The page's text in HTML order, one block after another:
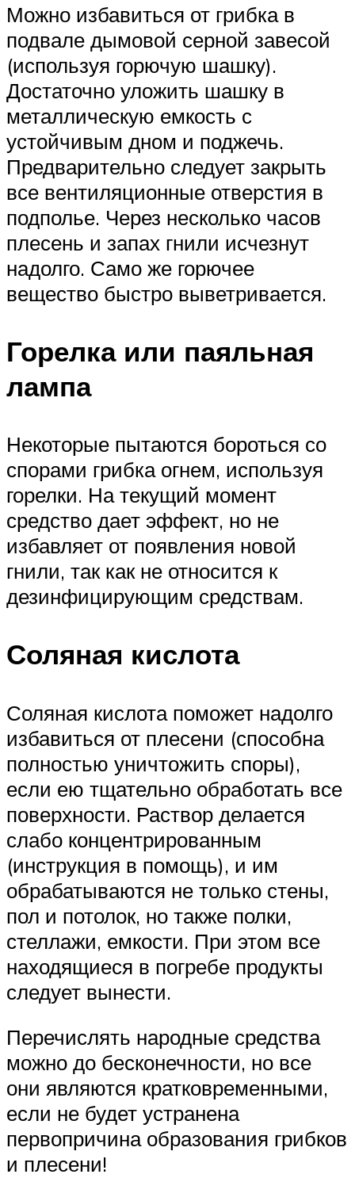
Можно избавиться от грибка в
подвале дымовой серной завесой
(используя горючую шашку).
Достаточно уложить шашку в
металлическую емкость с
устойчивым дном и поджечь.
Предварительно следует закрыть
все вентиляционные отверстия в
подполье. Через несколько часов
плесень и запах гнили исчезнут
надолго. Само же горючее
вещество быстро выветривается.
Горелка или паяльная
лампа
Некоторые пытаются бороться со
спорами грибка огнем, используя
горелки. На текущий момент
средство дает эффект, но не
избавляет от появления новой
гнили, так как не относится к
дезинфицирующим средствам.
Соляная кислота
Соляная кислота поможет надолго
избавиться от плесени (способна
полностью уничтожить споры),
если ею тщательно обработать все
поверхности. Раствор делается
слабо концентрированным
(инструкция в помощь), и им
обрабатываются не только стены,
пол и потолок, но также полки,
стеллажи, емкости. При этом все
находящиеся в погребе продукты
следует вынести.
Перечислять народные средства
можно до бесконечности, но все
они являются кратковременными,
если не будет устранена
первопричина образования грибков
и плесени!